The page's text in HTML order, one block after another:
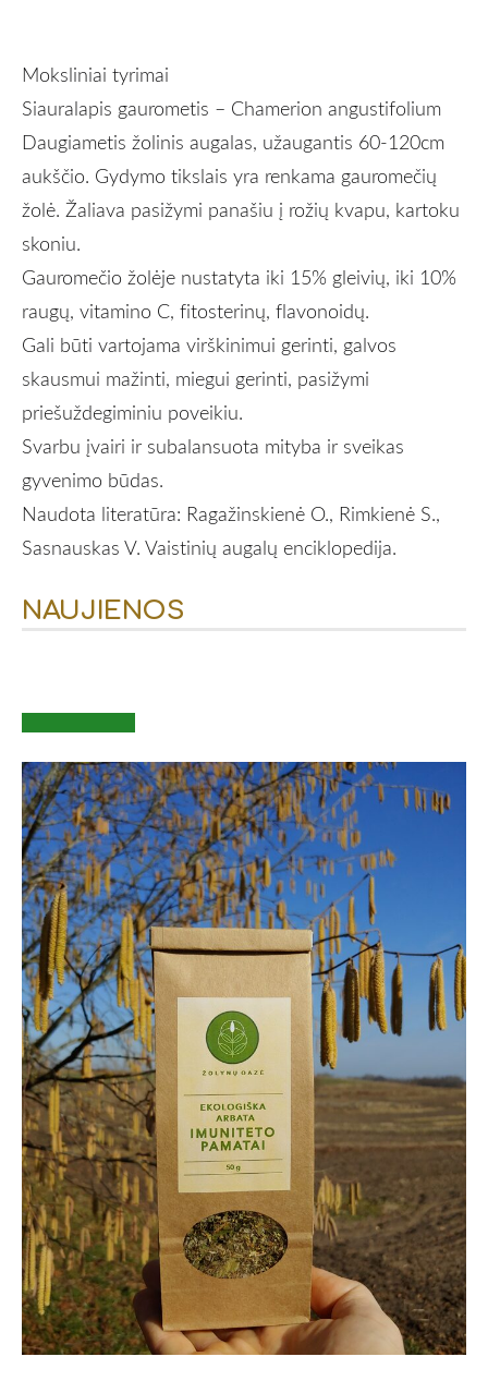
NAUJIENOS
Moksliniai tyrimai
Siauralapis gaurometis – Chamerion angustifolium
Daugiametis žolinis augalas, užaugantis 60-120cm
aukščio. Gydymo tikslais yra renkama gauromečių
žolė. Žaliava pasižymi panašiu į rožių kvapu, kartoku
skoniu.
Gauromečio žolėje nustatyta iki 15% gleivių, iki 10%
raugų, vitamino C, fitosterinų, flavonoidų.
Gali būti vartojama virškinimui gerinti, galvos
skausmui mažinti, miegui gerinti, pasižymi
priešuždegiminiu poveikiu.
Svarbu įvairi ir subalansuota mityba ir sveikas
gyvenimo būdas.
Naudota literatūra: Ragažinskienė O., Rimkienė S.,
Sasnauskas V. Vaistinių augalų enciklopedija.